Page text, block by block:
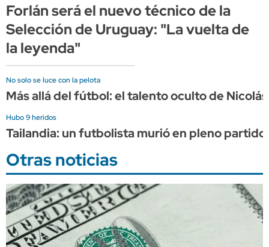
Forlán será el nuevo técnico de la
Selección de Uruguay: "La vuelta de
la leyenda"
No solo se luce con la pelota
Más allá del fútbol: el talento oculto de
Hubo 9 heridos
Tailandia: un futbolista murió en pleno
Otras noticias